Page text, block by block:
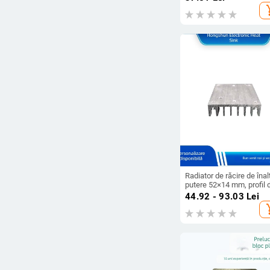
360°, cu cuplă reglabilă
Radiator de răcire de
putere 52×14 mm, profil
aluminiu, pentru
de putere solid-state,
aluminiu 6063
44.92 - 93.03 Lei